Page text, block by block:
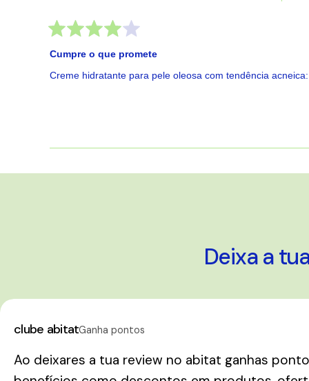
com
de
5
Cumpre o que promete
Creme hidratante para pele oleosa com tendência
Deixa a
clube abitatGanha pontos
Ao deixares a tua review no abitat ganhas